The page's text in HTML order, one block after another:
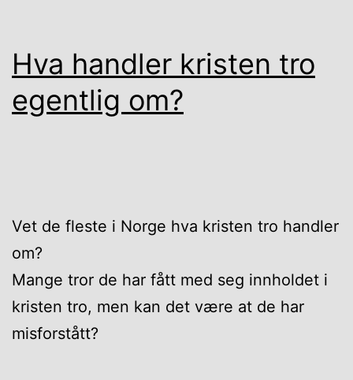
Hva handler kristen tro
egentlig om?
Vet de fleste i Norge hva kristen tro handler
om?
Mange tror de har fått med seg innholdet i
kristen tro, men kan det være at de har
misforstått?